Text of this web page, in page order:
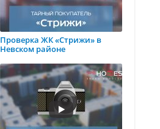
Проверка ЖК «Стрижи» в
Невском районе